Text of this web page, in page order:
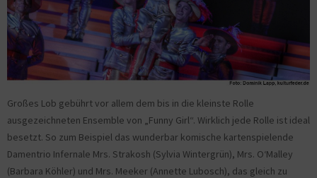
Großes Lob gebührt vor allem dem bis in die kleinste Rolle
ausgezeichneten Ensemble von „Funny Girl“. Wirklich jede Rolle ist ideal
besetzt. So zum Beispiel das wunderbar komische kartenspielende
Damentrio Infernale Mrs. Strakosh (Sylvia Wintergrün), Mrs. O‘Malley
(Barbara Köhler) und Mrs. Meeker (Annette Lubosch), das gleich zu